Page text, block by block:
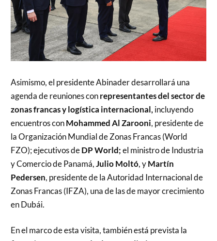
Asimismo, el presidente Abinader desarrollará una
agenda de reuniones conrepresentantes del sector de
zonas francas y logística internacional, incluyendo
encuentros conMohammed Al Zarooni, presidente de
la Organización Mundial de Zonas Francas (World
FZO); ejecutivos deDP World;el ministro de Industria
y Comercio de Panamá,Julio Moltó, yMartín
Pedersen, presidente de la Autoridad Internacional de
Zonas Francas (IFZA), una de las de mayor crecimiento
en Dubái.
En el marco de esta visita, también está prevista la